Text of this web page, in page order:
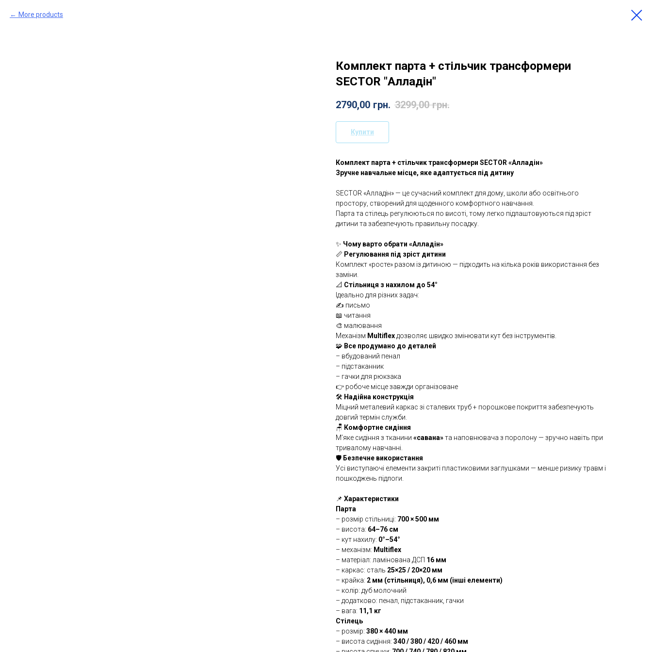
More products
Комплект парта + стільчик трансформери
SECTOR "Алладін"
2790,00 грн. 3299,00 грн.
Купити
Комплект парта + стільчик трансформери SECTOR «Алладін»
Зручне навчальне місце, яке адаптується під дитину
SECTOR «Алладін» — це сучасний комплект для дому, школи або освітнього
простору, створений для щоденного комфортного навчання.
Парта та стілець регулюються по висоті, тому легко підлаштовуються під зріст
дитини та забезпечують правильну посадку.
✨ Чому варто обрати «Алладін»
📏 Регулювання під зріст дитини
Комплект «росте» разом із дитиною — підходить на кілька років використання без
заміни.
📐 Стільниця з нахилом до 54°
Ідеально для різних задач:
✍️ письмо
📖 читання
🎨 малювання
Механізм Multiflexдозволяє швидко змінювати кут без інструментів.
🧩 Все продумано до деталей
– вбудований пенал
– підстаканник
– гачки для рюкзака
👉 робоче місце завжди організоване
🛠 Надійна конструкція
Міцний металевий каркас зі сталевих труб + порошкове покриття забезпечують
довгий термін служби.
🪑 Комфортне сидіння
М’яке сидіння з тканини «савана»та наповнювача з поролону — зручно навіть при
тривалому навчанні.
🛡 Безпечне використання
Усі виступаючі елементи закриті пластиковими заглушками — менше ризику травм і
пошкоджень підлоги.
📌 Характеристики
Парта
– розмір стільниці: 700 × 500 мм
– висота: 64–76 см
– кут нахилу: 0°–54°
– механізм: Multiflex
– матеріал: ламінована ДСП 16 мм
– каркас: сталь 25×25 / 20×20 мм
– крайка: 2 мм (стільниця), 0,6 мм (інші елементи)
– колір: дуб молочний
– додатково: пенал, підстаканник, гачки
– вага: 11,1 кг
Стілець
– розмір: 380 × 440 мм
– висота сидіння: 340 / 380 / 420 / 460 мм